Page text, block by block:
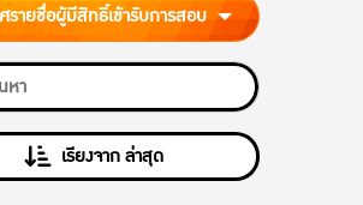
รายชื่อผู้มีสิทธิ์เข้ารับการสอบ
เรียงจาก ล่าสุด